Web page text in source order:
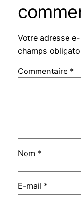
Votre adresse
champs
Commentaire *
Nom *
E-mail *